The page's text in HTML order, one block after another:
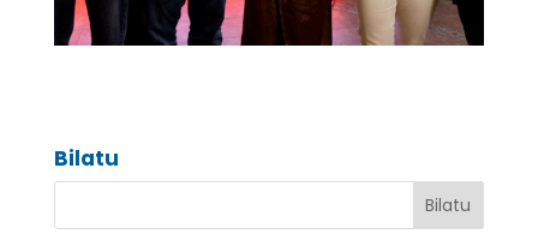
Bilatu